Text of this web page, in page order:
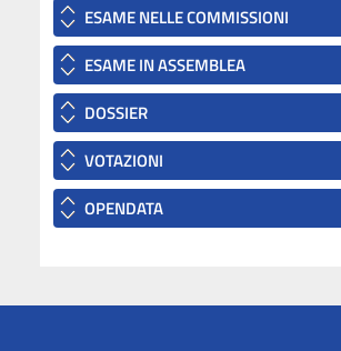
ESAME NELLE COMMISSIONI
ESAME IN ASSEMBLEA
DOSSIER
VOTAZIONI
OPENDATA